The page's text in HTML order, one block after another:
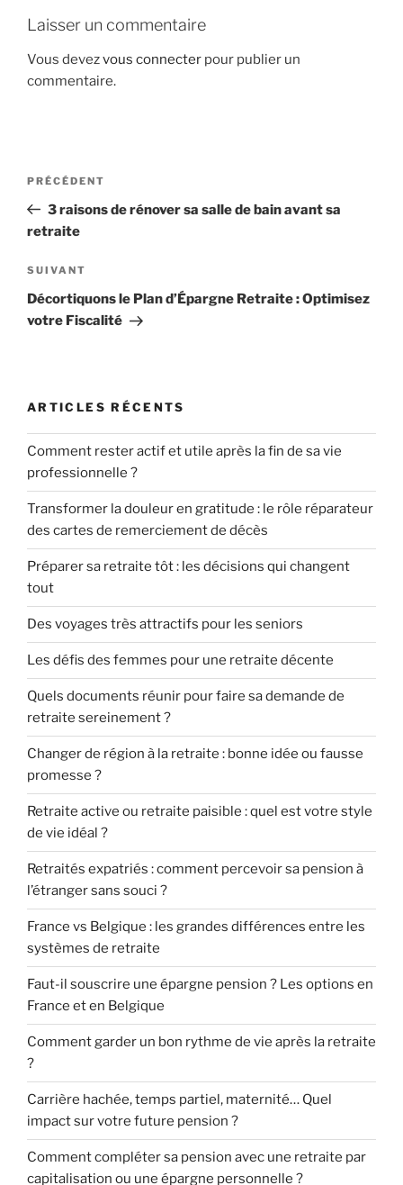
Laisser un commentaire
Vous devezvous connecter pour publier un
commentaire.
Navigation
l’article
Article
précédent
PRÉCÉDENT
3 raisons de rénover sa salle de bain avant sa
retraite
Article
suivant
SUIVANT
Décortiquons le Plan d’Épargne Retraite : Optimisez
votre Fiscalité
ARTICLES RÉCENTS
Comment rester actif et utile après la fin de sa vie
professionnelle ?
Transformer la douleur en gratitude : le rôle réparateur
des cartes de remerciement de décès
Préparer sa retraite tôt : les décisions qui changent
tout
Des voyages très attractifs pour les seniors
Les défis des femmes pour une retraite décente
Quels documents réunir pour faire sa demande de
retraite sereinement ?
Changer de région à la retraite : bonne idée ou fausse
promesse ?
Retraite active ou retraite paisible : quel est votre style
de vie idéal ?
Retraités expatriés : comment percevoir sa pension à
l’étranger sans souci ?
France vs Belgique : les grandes différences entre les
systèmes de retraite
Faut-il souscrire une épargne pension ? Les options en
France et en Belgique
Comment garder un bon rythme de vie après la retraite
?
Carrière hachée, temps partiel, maternité… Quel
impact sur votre future pension ?
Comment compléter sa pension avec une retraite par
capitalisation ou une épargne personnelle ?